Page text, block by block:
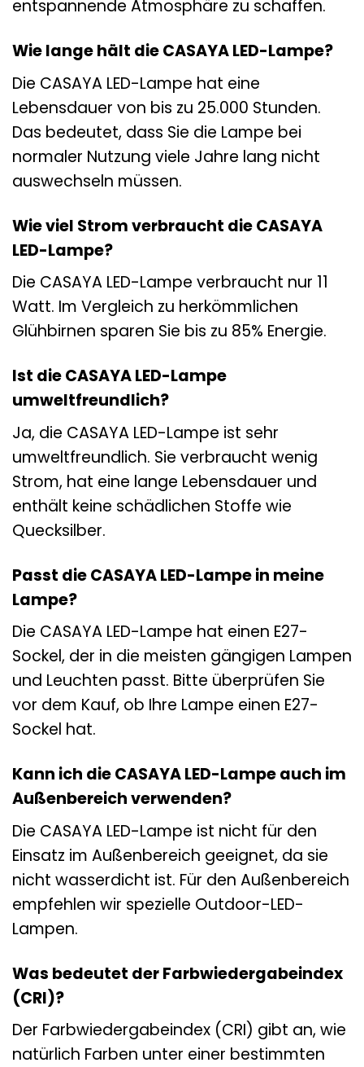
entspannende Atmosphäre zu schaffen.
Wie lange hält die CASAYA LED-Lampe?
Die CASAYA LED-Lampe hat eine
Lebensdauer von bis zu 25.000 Stunden.
Das bedeutet, dass Sie die Lampe bei
normaler Nutzung viele Jahre lang nicht
auswechseln müssen.
Wie viel Strom verbraucht die CASAYA
LED-Lampe?
Die CASAYA LED-Lampe verbraucht nur 11
Watt. Im Vergleich zu herkömmlichen
Glühbirnen sparen Sie bis zu 85% Energie.
Ist die CASAYA LED-Lampe
umweltfreundlich?
Ja, die CASAYA LED-Lampe ist sehr
umweltfreundlich. Sie verbraucht wenig
Strom, hat eine lange Lebensdauer und
enthält keine schädlichen Stoffe wie
Quecksilber.
Passt die CASAYA LED-Lampe in meine
Lampe?
Die CASAYA LED-Lampe hat einen E27-
Sockel, der in die meisten gängigen Lampen
und Leuchten passt. Bitte überprüfen Sie
vor dem Kauf, ob Ihre Lampe einen E27-
Sockel hat.
Kann ich die CASAYA LED-Lampe auch im
Außenbereich verwenden?
Die CASAYA LED-Lampe ist nicht für den
Einsatz im Außenbereich geeignet, da sie
nicht wasserdicht ist. Für den Außenbereich
empfehlen wir spezielle Outdoor-LED-
Lampen.
Was bedeutet der Farbwiedergabeindex
(CRI)?
Der Farbwiedergabeindex (CRI) gibt an, wie
natürlich Farben unter einer bestimmten